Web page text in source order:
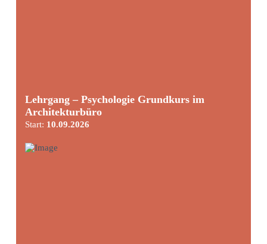
Lehrgang – Psychologie Grundkurs im
Architekturbüro
Start: 10.09.2026